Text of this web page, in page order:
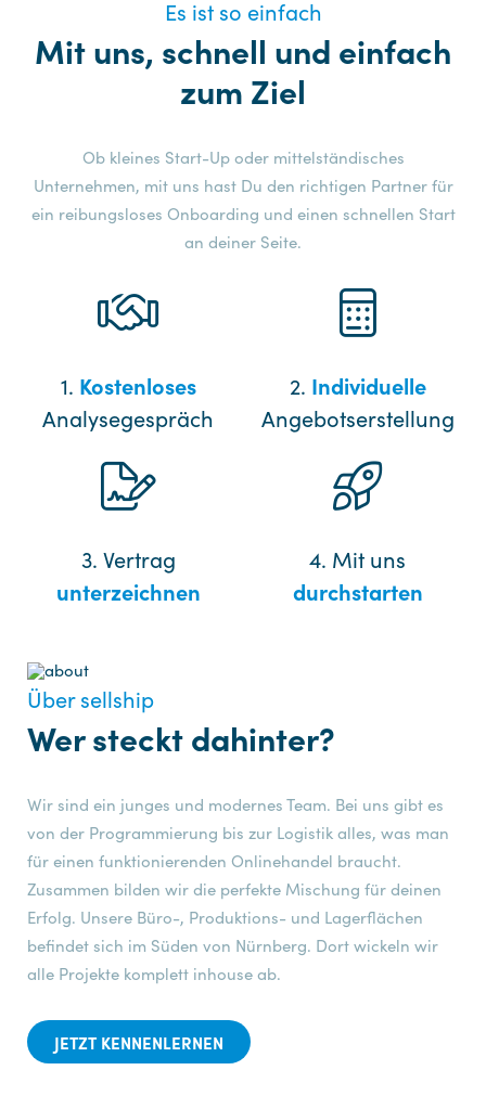
Es ist so einfach
Mit uns, schnell und einfach
zum Ziel
Ob kleines Start-Up oder mittelständisches
Unternehmen, mit uns hast Du den richtigen Partner für
ein reibungsloses Onboarding und einen schnellen Start
an deiner Seite.
1. Kostenloses
Analysegespräch
2. Individuelle
Angebotserstellung
3. Vertrag
unterzeichnen
4. Mit uns
durchstarten
Über sellship
Wer steckt dahinter?
Wir sind ein junges und modernes Team. Bei uns gibt es
von der Programmierung bis zur Logistik alles, was man
für einen funktionierenden Onlinehandel braucht.
Zusammen bilden wir die perfekte Mischung für deinen
Erfolg. Unsere Büro-, Produktions- und Lagerflächen
befindet sich im Süden von Nürnberg. Dort wickeln wir
alle Projekte komplett inhouse ab.
JETZT KENNENLERNEN